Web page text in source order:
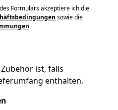
Formulars akzeptiere ich die
sowie die
.
ist, falls
enthalten.